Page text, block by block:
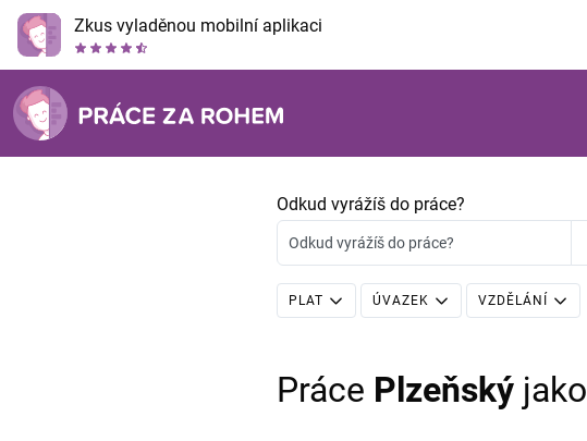
Zkus vyladěnou mobilní aplikaci
Odkud vyrážíš do práce?
Odkud vyrážíš do práce?
PLAT ÚVAZEK VZDĚLÁNÍ
Práce Plzeňský jako